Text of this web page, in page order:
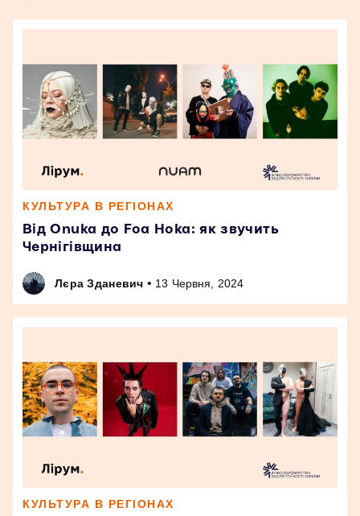
КУЛЬТУРА В РЕГІОНАХ
Від Onuka до Foa Hoka: як звучить
Чернігівщина
Лєра Зданевич • 13 Червня, 2024
КУЛЬТУРА В РЕГІОНАХ